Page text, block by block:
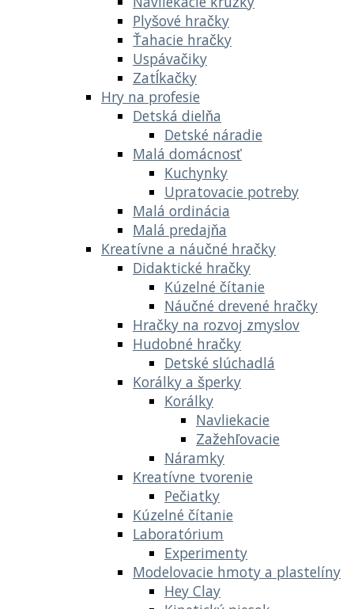
Plyšové hračky
Ťahacie hračky
Uspávačiky
Zatĺkačky
Hry na profesie
Detská dielňa
Detské náradie
Malá domácnosť
Kuchynky
Upratovacie potreby
Malá ordinácia
Malá predajňa
Kreatívne a náučné hračky
Didaktické hračky
Kúzelné čítanie
Náučné drevené hračky
Hračky na rozvoj zmyslov
Hudobné hračky
Detské slúchadlá
Korálky a šperky
Korálky
Navliekacie
Zažehľovacie
Náramky
Kreatívne tvorenie
Pečiatky
Kúzelné čítanie
Laboratórium
Experimenty
Modelovacie hmoty a plastelíny
Hey Clay